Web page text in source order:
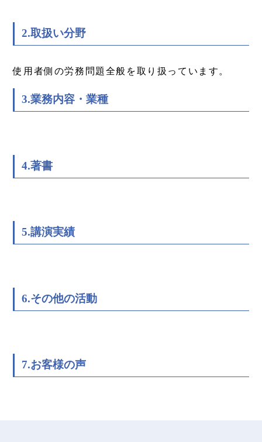
2.取扱い分野
使用者側の労務問題全般を取り扱っています。
3.業務内容・業種
4.著書
5.講演実績
6.その他の活動
7.お客様の声